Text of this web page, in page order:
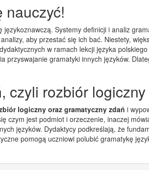
nauczyć!
Systemy definicji i analiz
aby przestać się ich bać. Niestety,
w ramach lekcji języka
przyswajanie gramatyki innych języków.
rozbiór
logiczny oraz gramatyczny zdań i
jest podmiot i orzeczenie, inaczej
języków. Dydaktycy podkreślają, że
pomogą uczniowi polubić gramatykę